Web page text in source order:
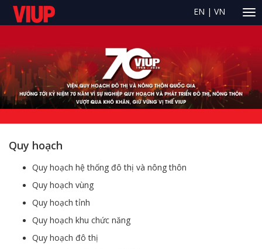
EN | VN
Quy hoạch
Quy hoạch hệ thống đô thị và nông thôn
Quy hoạch vùng
Quy hoạch tỉnh
Quy hoạch khu chức năng
Quy hoạch đô thị